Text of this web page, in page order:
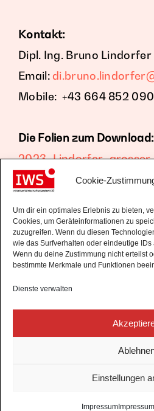
Cookie-
Um dir ein optimales Erlebnis zu bieten,
Cookies, um Geräteinformationen zu
zuzugreifen. Wenn du diesen
wie das Surfverhalten oder eindeutige
Wenn du deine Zustimmung nicht erteilst
bestimmte Merkmale und Funktionen
Dienste verwalten
Einstellungen
Impressum Impressum
Kontakt:
Dipl. Ing. Bruno Lindorfer
Email:
Mobile: +43 664 852
Die Folien zum Download: